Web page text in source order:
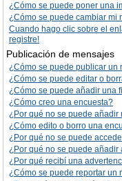
¿Cómo se puede poner una
¿Cómo se puede cambiar mi
Cuando hago clic sobre el
registre!
Publicación de mensajes
¿Cómo se puede publicar un
¿Cómo se puede editar o
¿Cómo se puede añadir una
¿Cómo creo una encuesta?
¿Por qué no se puede
¿Cómo edito o borro una
¿Por qué no se puede
¿Por qué no se puede añadir
¿Por qué recibí una
¿Cómo se puede reportar un